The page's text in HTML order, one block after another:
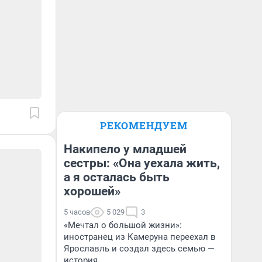
РЕКОМЕНДУЕМ
Накипело у младшей
сестры: «Она уехала жить,
а я осталась быть
хорошей»
5 часов 5 029 3
«Мечтал о большой жизни»:
иностранец из Камеруна переехал в
Ярославль и создал здесь семью —